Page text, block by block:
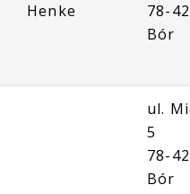
Henke
78-
Bór
ul.
5
78-
Bór